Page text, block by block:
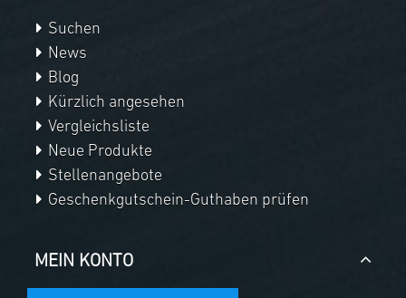
Suchen
News
Blog
Kürzlich angesehen
Vergleichsliste
Neue Produkte
Stellenangebote
Geschenkgutschein-Guthaben prüfen
MEIN KONTO